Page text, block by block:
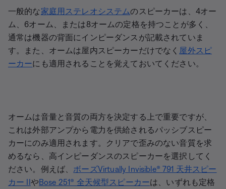
一般的な家庭用ステレオシステムのスピーカーは、4オー
ム、6オーム、または8オームの定格を持つことが多く、
通常は機器の背面にインピーダンスが記載されていま
す。また、オームは屋内スピーカーだけでなく 屋外スピ
ーカーにも適用されることを覚えておいてください。
オームは音量と音質の両方を決定する上で重要ですが、
これは外部アンプから電力を供給されるパッシブスピー
カーにのみ適用されます。クリアで歪みのない音質を求
めるなら、高インピーダンスのスピーカーを選択してく
ださい。例えば、 ボーズVirtually Invisible® 791 天井スピー
カー IIやBose 251® 全天候型スピーカーは、いずれも定格